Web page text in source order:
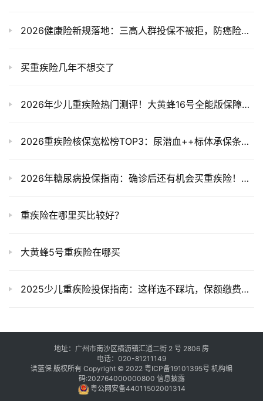
2026健康险新规落地：三高人群投保不被拒，防癌险+惠民保才是最优解
买重疾险几年不想交了
2026年少儿重疾险热门测评！大黄蜂16号全能版保障+对比+投保技巧全讲透
2026重疾险核保宽松榜TOP3：尿潜血++标体承保条件全揭秘！
2026年糖尿病投保指南：确诊后还有机会买重疾险！核保条件全解析
重疾险在哪里买比较好？
大黄蜂5号重疾险在哪买
2025少儿重疾险投保指南：这样选不踩坑，保额缴费期都有讲究
地址：广州市南沙区横沥镇汇通二街 2 号 2806 房
电话：020-81211149
谱蓝保 版权所有 Copyright © 2022 粤ICP备19101395号 机构编
码:202764000000800 信息披露
粤公网安备44011502001314